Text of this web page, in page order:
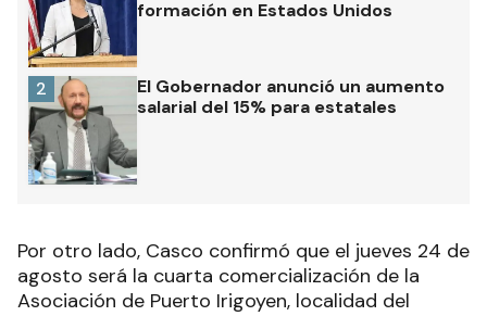
formación en Estados Unidos
El Gobernador anunció un aumento
salarial del 15% para estatales
2
Por otro lado, Casco confirmó que el jueves 24 de
agosto será la cuarta comercialización de la
Asociación de Puerto Irigoyen, localidad del